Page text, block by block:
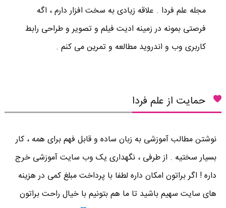
مجله علم فردا . علاقه زیادی به سخت افزار دارم ، اگه
فرصتی بمونه در زمینه ادیت فیلم و تصویر و طراحی رابط
کاربری وب و اندروید مطالعه و تمرین می کنم .
حمایت از علم فردا
نوشتن مطالب آموزشی به زبان ساده و قابل فهم برای همه ، کار
بسیار سختیه . از طرفی ، نگهداری یک وب سایت آموزشی خرج
داره ! اگر براتون امکان داره لطفا با پرداخت مبلغ کمی در هزینه
های سایت سهیم باشید تا ما هم بتونیم با خیال راحت براتون